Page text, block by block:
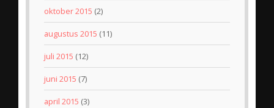
oktober 2015 (2)
augustus 2015 (11)
juli 2015 (12)
juni 2015 (7)
april 2015 (3)